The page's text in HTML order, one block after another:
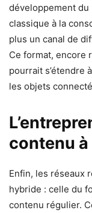
développement
classique à la
plus un canal de
Ce format, encore
pourrait s’étendre
les objets
contenu
Enfin, les réseaux
hybride : celle du
contenu régulier.